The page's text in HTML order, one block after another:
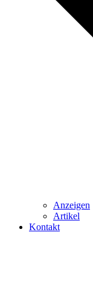
Anzeigen
Artikel
Kontakt